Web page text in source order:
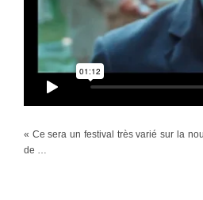
« Ce sera un festival très varié sur la
de …